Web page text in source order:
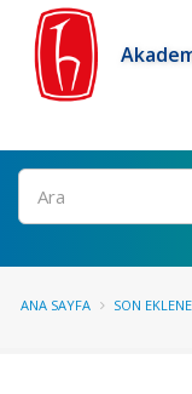
Ara
ANA SAYFA SON